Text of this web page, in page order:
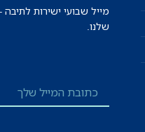
מייל שבועי ישירות
שלנו.